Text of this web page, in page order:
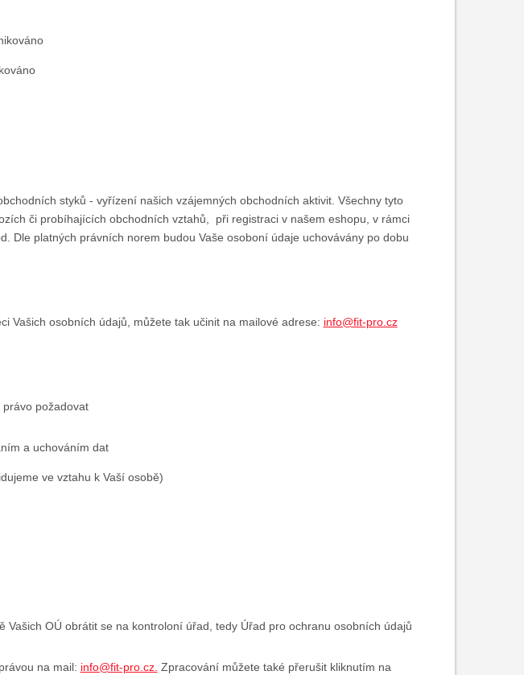
styků - vyřízení našich vzájemných obchodních aktivit. Všechny tyto
či probíhajících obchodních vztahů, při registraci v našem eshopu, v rámci
Dle platných právních norem budou Vaše osoboní údaje uchovávány po dobu
Vašich osobních údajů, můžete tak učinit na mailové adrese: info@fit-pro.cz
požadovat
a uchováním dat
ve vztahu k Vaší osobě)
Vašich OÚ obrátit se na kontroloní úřad, tedy Úřad pro ochranu osobních údajů
na mail: info@fit-pro.cz. Zpracování můžete také přerušit kliknutím na